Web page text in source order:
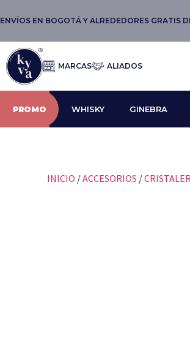
ENVÍOS EN BOGOTÁ Y ALREDEDORES GRATIS
MARCAS ALIADOS
PROMO WHISKY GINEBRA
INICIO /ACCESORIOS /